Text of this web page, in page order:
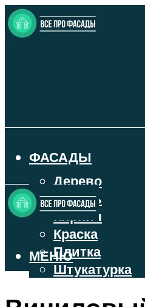
ФАСАДЫ
Дерево
Камень
Кирпич
Краска
Плитка
Штукатурка
МЕНЮ